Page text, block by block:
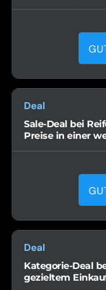
Deal
Sale-Deal bei
Preise in einer
Deal
Kategorie-Deal
gezieltem